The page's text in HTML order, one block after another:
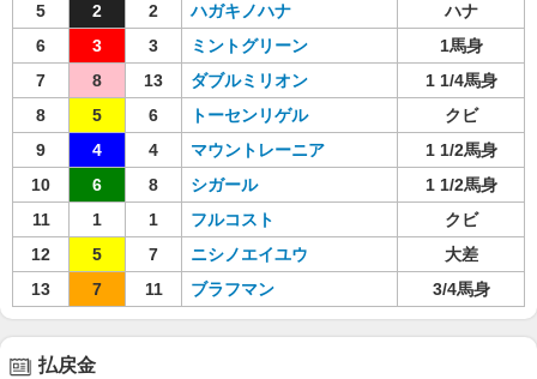
5
2 2 ハガキノハナ
ハナ
6
3 3 ミントグリーン
1馬身
7
8 13 ダブルミリオン
1 1/4馬身
8
5 6 トーセンリゲル
クビ
9
4 4 マウントレーニア
1 1/2馬身
10
6 8 シガール
1 1/2馬身
11
1 1 フルコスト
クビ
12
5 7 ニシノエイユウ
大差
13
7 11 ブラフマン 3/4馬身
払戻金